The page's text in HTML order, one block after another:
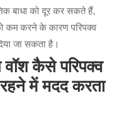
बाधा को दूर कर सकते हैं,
कम करने के कारण परिपक्व
जा सकता है।
कैसे परिपक्व
में मदद करता